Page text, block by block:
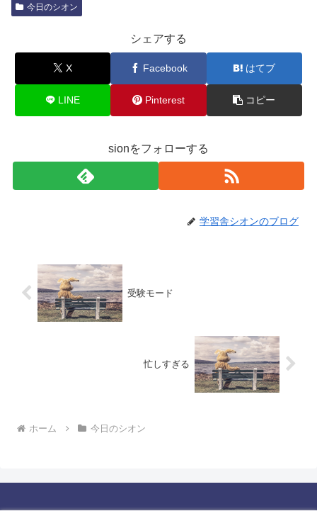
今日のシオン
シェアする
X Facebook はてブ
LINE Pinterest コピー
sionをフォローする
学習舎シオンのブログ
受験モード
忙しすぎる
ホーム 今日のシオン